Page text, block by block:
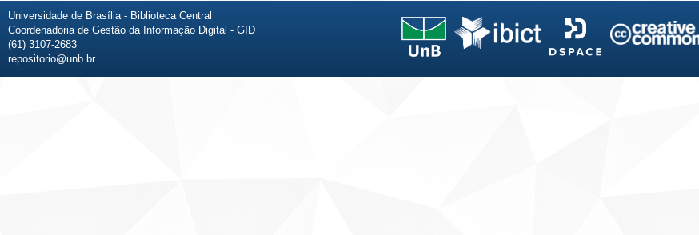
Universidade de Brasília - Biblioteca Central
Coordenadoria de Gestão da Informação Digital - GID
(61) 3107-2683
repositorio@unb.br